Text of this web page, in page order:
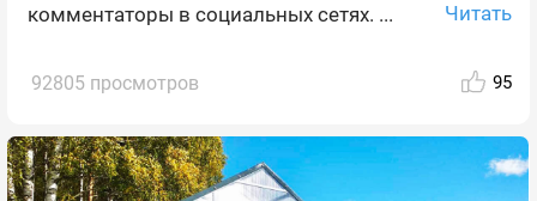
комментаторы в социальных сетях. ...
Читать
92805 просмотров 95